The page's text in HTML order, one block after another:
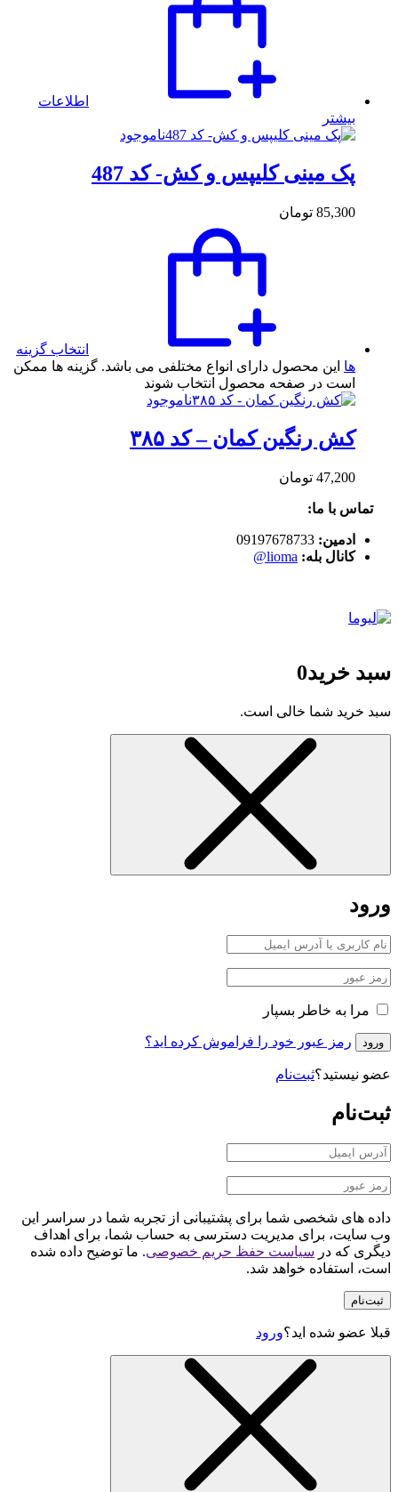
اطلاعات
بیشتر
ناموجود
پک مینی کلیپس و کش- کد 487
85,300 تومان
انتخاب گزینه
ها این محصول دارای انواع مختلفی می باشد. گزینه ها ممکن
است در صفحه محصول انتخاب شوند
ناموجود
کش رنگین کمان – کد ۳۸۵
47,200 تومان
تماس با ما:
ادمین:
کانال بله: lioma@
سبد خرید0
سبد خرید شما خالی است.
ورود
مرا به خاطر بسپار
ورود رمز عبور خود را فراموش کرده اید؟
عضو نیستید؟ثبت‌نام
ثبت‌نام
داده های شخصی شما برای پشتیبانی از تجربه شما در سراسر این
وب سایت، برای مدیریت دسترسی به حساب شما، برای اهداف
دیگری که در سیاست حفظ حریم خصوصی. ما توضیح داده شده
است، استفاده خواهد شد.
ثبت‌نام
قبلا عضو شده اید؟ورود